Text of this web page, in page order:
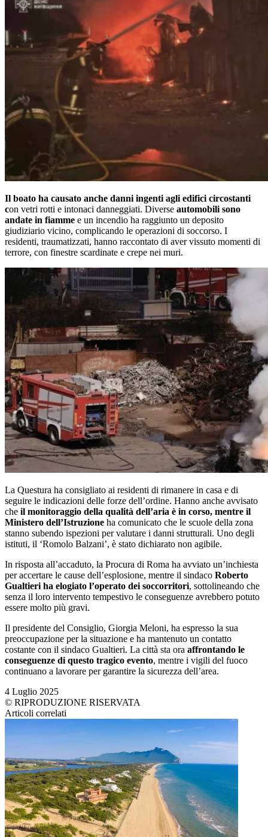
Il boato ha causato anche danni ingenti agli edifici circostanti
con vetri rotti e intonaci danneggiati. Diverse automobili sono
andate in fiamme e un incendio ha raggiunto un deposito
giudiziario vicino, complicando le operazioni di soccorso. I
residenti, traumatizzati, hanno raccontato di aver vissuto momenti di
terrore, con finestre scardinate e crepe nei muri.
La Questura ha consigliato ai residenti di rimanere in casa e di
seguire le indicazioni delle forze dell’ordine. Hanno anche avvisato
che il monitoraggio della qualità dell’aria è in corso, mentre il
Ministero dell’Istruzione ha comunicato che le scuole della zona
stanno subendo ispezioni per valutare i danni strutturali. Uno degli
istituti, il ‘Romolo Balzani’, è stato dichiarato non agibile.
In risposta all’accaduto, la Procura di Roma ha avviato un’inchiesta
per accertare le cause dell’esplosione, mentre il sindaco Roberto
Gualtieri ha elogiato l’operato dei soccorritori, sottolineando che
senza il loro intervento tempestivo le conseguenze avrebbero potuto
essere molto più gravi.
Il presidente del Consiglio, Giorgia Meloni, ha espresso la sua
preoccupazione per la situazione e ha mantenuto un contatto
costante con il sindaco Gualtieri. La città sta ora affrontando le
conseguenze di questo tragico evento, mentre i vigili del fuoco
continuano a lavorare per garantire la sicurezza dell’area.
4 Luglio 2025
© RIPRODUZIONE RISERVATA
Articoli correlati